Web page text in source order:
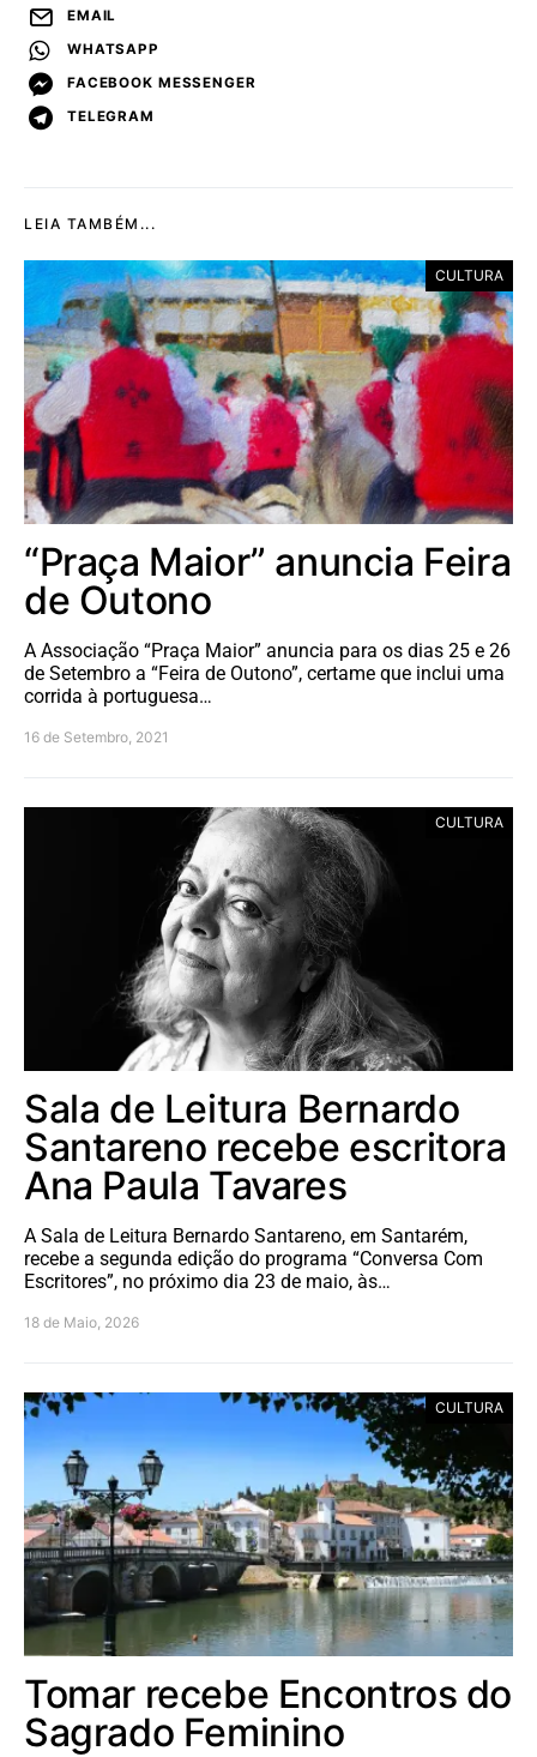
EMAIL
WHATSAPP
FACEBOOK MESSENGER
TELEGRAM
LEIA TAMBÉM...
CULTURA
“Praça Maior” anuncia Feira
de Outono
A Associação “Praça Maior” anuncia para os dias 25 e 26
de Setembro a “Feira de Outono”, certame que inclui uma
corrida à portuguesa…
16 de Setembro, 2021
CULTURA
Sala de Leitura Bernardo
Santareno recebe escritora
Ana Paula Tavares
A Sala de Leitura Bernardo Santareno, em Santarém,
recebe a segunda edição do programa “Conversa Com
Escritores”, no próximo dia 23 de maio, às…
18 de Maio, 2026
CULTURA
Tomar recebe Encontros do
Sagrado Feminino